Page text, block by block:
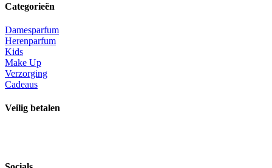
Categorieën
Damesparfum
Herenparfum
Kids
Make Up
Verzorging
Cadeaus
Veilig betalen